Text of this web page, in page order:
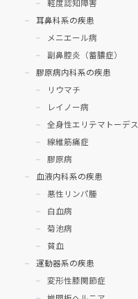
軽度認知障害
耳鼻科系の疾患
メニエール病
副鼻腔炎（蓄膿症）
膠原病内科系の疾患
リウマチ
レイノー病
全身性エリテマトーデス
線維筋痛症
膠原病
血液内科系の疾患
悪性リンパ腫
白血病
菊池病
貧血
運動器系の疾患
変形性膝関節症